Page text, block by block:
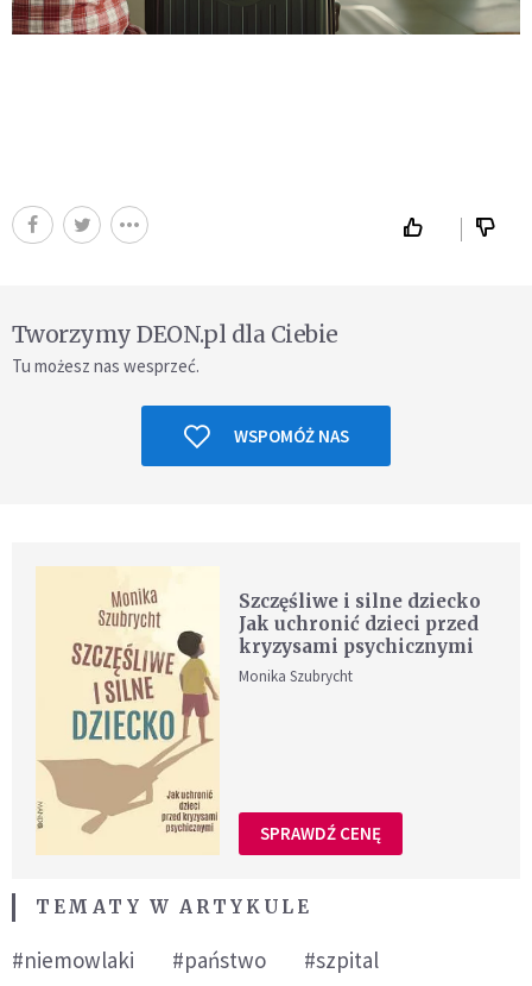
Tworzymy DEON.pl dla Ciebie
Tu możesz nas wesprzeć.
WSPOMÓŻ NAS
Szczęśliwe i silne dziecko
Jak uchronić dzieci przed
kryzysami psychicznymi
Monika Szubrycht
SPRAWDŹ CENĘ
TEMATY W ARTYKULE
#niemowlaki #państwo #szpital